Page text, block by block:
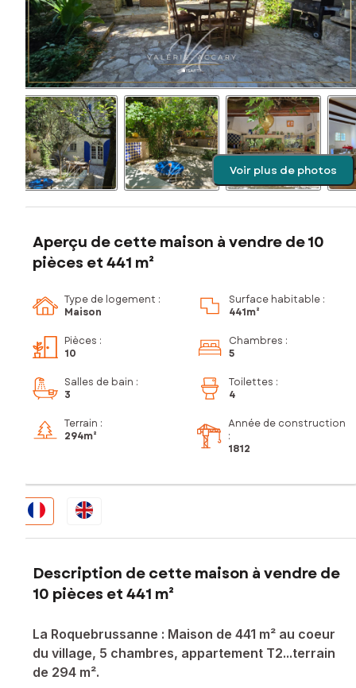
Voir plus de photos
Aperçu de cette maison à vendre de 10
pièces et 441 m²
Type de logement :
Maison
Surface habitable :
441m²
Pièces :
10
Chambres :
5
Salles de bain :
3
Toilettes :
4
Terrain :
294m²
Année de construction
:
1812
Description de cette maison à vendre de
10 pièces et 441 m²
La Roquebrussanne : Maison de 441 m² au coeur
du village, 5 chambres, appartement T2...terrain
de 294 m².